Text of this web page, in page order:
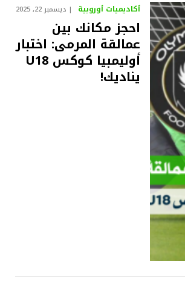
أكاديميات أوروبية ديسمبر 22, 2025
احجز مكانك بين
عمالقة المرمى: اختبار
أوليمبيا كوكس U18
يناديك!